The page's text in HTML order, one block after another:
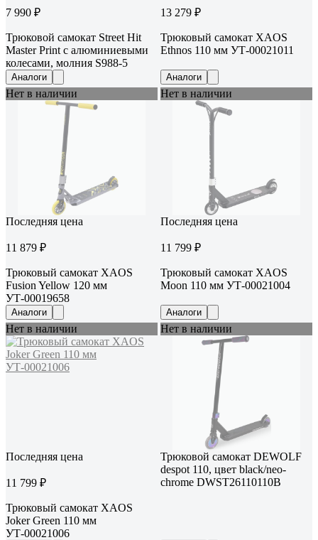
7 990 ₽
Трюковой самокат Street Hit
Master Print с алюминиевыми
колесами, молния S988-5
Аналоги
13 279 ₽
Трюковый самокат XAOS
Ethnos 110 мм УТ-00021011
Аналоги
Нет в наличии
Последняя цена
11 879 ₽
Трюковый самокат XAOS
Fusion Yellow 120 мм
УТ-00019658
Аналоги
Нет в наличии
Последняя цена
11 799 ₽
Трюковый самокат XAOS
Moon 110 мм УТ-00021004
Аналоги
Нет в наличии
Последняя цена
11 799 ₽
Трюковый самокат XAOS
Joker Green 110 мм
УТ-00021006
Нет в наличии
Трюковой самокат DEWOLF
despot 110, цвет black/neo-
chrome DWST26110110B